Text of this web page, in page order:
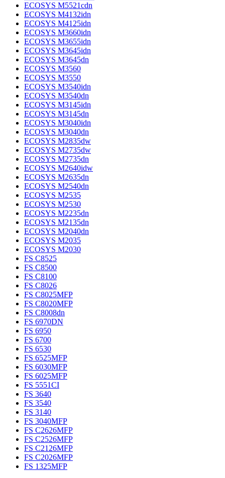
ECOSYS M5521cdn
ECOSYS M4132idn
ECOSYS M4125idn
ECOSYS M3660idn
ECOSYS M3655idn
ECOSYS M3645idn
ECOSYS M3645dn
ECOSYS M3560
ECOSYS M3550
ECOSYS M3540idn
ECOSYS M3540dn
ECOSYS M3145idn
ECOSYS M3145dn
ECOSYS M3040idn
ECOSYS M3040dn
ECOSYS M2835dw
ECOSYS M2735dw
ECOSYS M2735dn
ECOSYS M2640idw
ECOSYS M2635dn
ECOSYS M2540dn
ECOSYS M2535
ECOSYS M2530
ECOSYS M2235dn
ECOSYS M2135dn
ECOSYS M2040dn
ECOSYS M2035
ECOSYS M2030
FS C8525
FS C8500
FS C8100
FS C8026
FS C8025MFP
FS C8020MFP
FS C8008dn
FS 6970DN
FS 6950
FS 6700
FS 6530
FS 6525MFP
FS 6030MFP
FS 6025MFP
FS 5551CI
FS 3640
FS 3540
FS 3140
FS 3040MFP
FS C2626MFP
FS C2526MFP
FS C2126MFP
FS C2026MFP
FS 1325MFP